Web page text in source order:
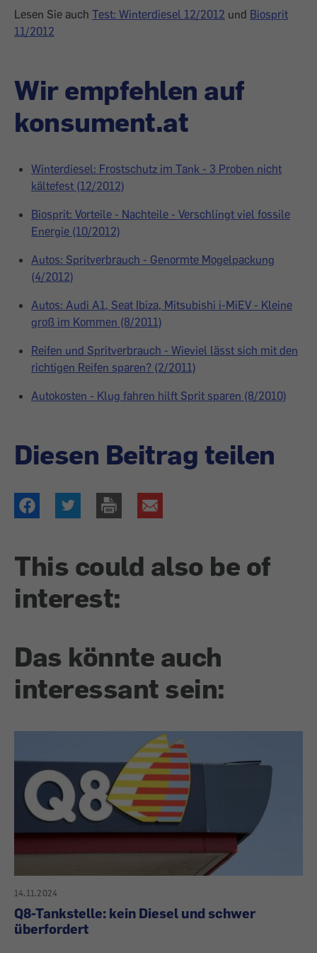
Lesen Sie auch Test: Winterdiesel 12/2012 und Biosprit
11/2012
Wir empfehlen auf
konsument.at
Winterdiesel: Frostschutz im Tank - 3 Proben nicht
kältefest (12/2012)
Biosprit: Vorteile - Nachteile - Verschlingt viel fossile
Energie (10/2012)
Autos: Spritverbrauch - Genormte Mogelpackung
(4/2012)
Autos: Audi A1, Seat Ibiza, Mitsubishi i-MiEV - Kleine
groß im Kommen (8/2011)
Reifen und Spritverbrauch - Wieviel lässt sich mit den
richtigen Reifen sparen? (2/2011)
Autokosten - Klug fahren hilft Sprit sparen (8/2010)
Diesen Beitrag teilen
This could also be of
interest:
Das könnte auch
interessant sein:
14.11.2024
Q8-Tankstelle: kein Diesel und schwer
überfordert